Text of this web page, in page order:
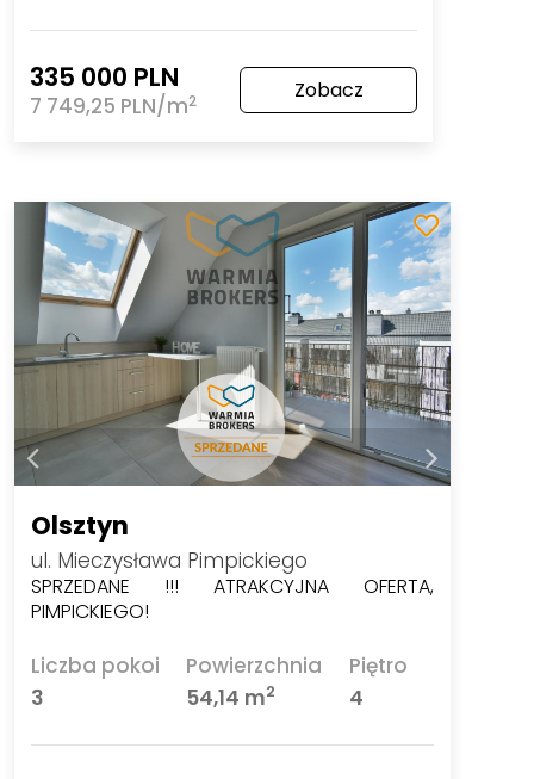
335 000 PLN
7 749,25 PLN/m2 Zobacz
Olsztyn
ul. Mieczysława Pimpickiego
SPRZEDANE !!! ATRAKCYJNA OFERTA,
PIMPICKIEGO!
Liczba pokoi
3
Powierzchnia
54,14 m2
Piętro
4